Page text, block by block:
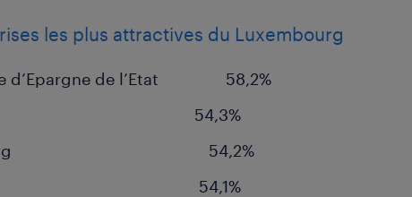
les plus attractives du Luxembourg
d’Epargne de l’Etat 58,2%
54,3%
54,2%
54,1%